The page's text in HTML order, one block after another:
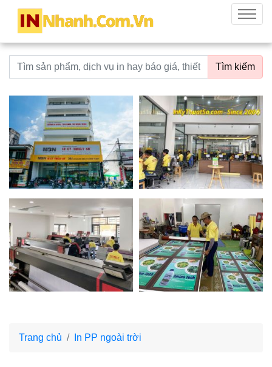
innhanh.com.vn
Menu
Từ khoá tìm kiếm Tìm kiếm
Trang chủ In PP ngoài trời